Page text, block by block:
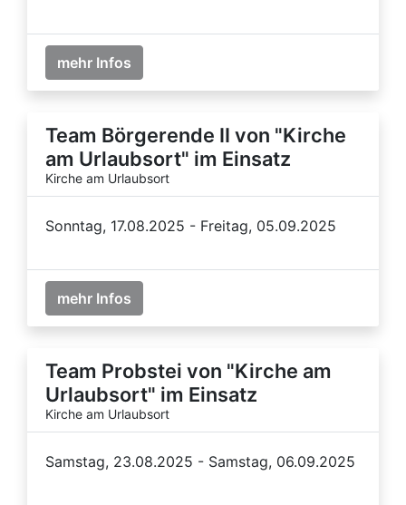
mehr Infos
Team Börgerende II von "Kirche
am Urlaubsort" im Einsatz
Kirche am Urlaubsort
Sonntag, 17.08.2025 - Freitag, 05.09.2025
mehr Infos
Team Probstei von "Kirche am
Urlaubsort" im Einsatz
Kirche am Urlaubsort
Samstag, 23.08.2025 - Samstag, 06.09.2025